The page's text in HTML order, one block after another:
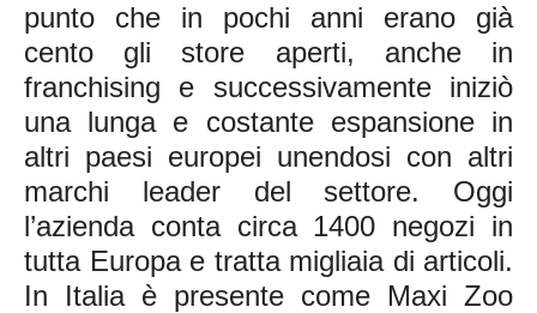
punto che in pochi anni erano già
cento gli store aperti, anche in
franchising e successivamente iniziò
una lunga e costante espansione in
altri paesi europei unendosi con altri
marchi leader del settore. Oggi
l’azienda conta circa 1400 negozi in
tutta Europa e tratta migliaia di articoli.
In Italia è presente come Maxi Zoo